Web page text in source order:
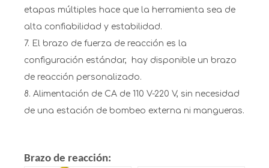
etapas múltiples hace que la herramienta sea de
alta confiabilidad y estabilidad.
7. El brazo de fuerza de reacción es la
configuración estándar, hay disponible un brazo
de reacción personalizado.
8. Alimentación de CA de 110 V-220 V, sin necesidad
de una estación de bombeo externa ni mangueras.
Brazo de reacción: